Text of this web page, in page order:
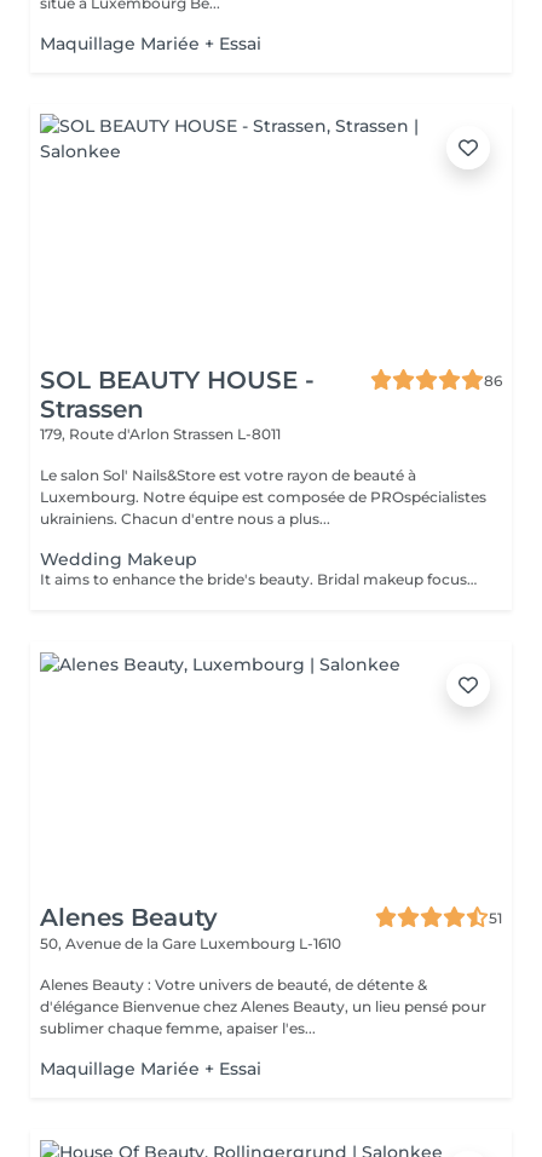
Maquillage Mariée + Essai
SOL BEAUTY HOUSE -
Strassen
86
179, Route d'Arlon Strassen L-8011
Le salon Sol' Nails&Store est votre rayon de beauté à
Luxembourg. Notre équipe est composée de PROspécialistes
ukrainiens. Chacun d'entre nous a plus...
Wedding Makeup
It aims to enhance the bride's beauty. Bridal makeup focuses on creating a flawless elegant and timeless look for your special day. It includes: - perfect foundation - correction - eyes makeup - eyebrows - perfect lips
Alenes Beauty
51
50, Avenue de la Gare Luxembourg L-1610
Alenes Beauty : Votre univers de beauté, de détente &
d'élégance Bienvenue chez Alenes Beauty, un lieu pensé pour
sublimer chaque femme, apaiser l'es...
Maquillage Mariée + Essai